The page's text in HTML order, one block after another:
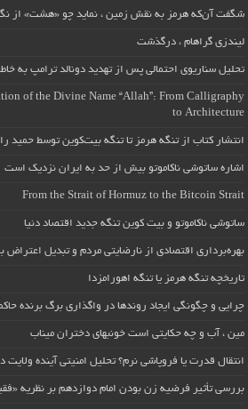
شگفت آن‌که هرمز به نقش زمین ، نماید چو «هشت» از
لیندزی گراهام ، درگذشت
تحلیل سناریوی احتمالی پس از تهدید دونالد ترامپ به
of the Divine Name “Allah”: From Calligraphy
to Architecture
انتشار کتاب از تنگه هرمز تا تنگه بیت‌کوین توسط حمید
اشاره ساتوشی ناکاموتو بیش از حد به ایران نزدیک است
From the Strait of Hormuz to the Bitcoin Strait
ساتوشی ناکاموتو و بیت کوین تنگه جدید اقتصاد دنیا
بهره‌برداری اقتصادی از نارضایتی مردم و تبدیل اعتراض
تاریخچه تنگه هرمز یا تنگه اهورامزدا
چرایی و چگونگی ایجاد روندها در واگذاری برگ برنده
مین ، آب و چه حکایتی است خونبهای دختران میناب
انتقال قدرت یا فروپاشی نرم؟ تحلیل امنیتی آینده ولایت
بررسی تأثیر فرضیه زن بودن امام دوازدهم بر نظریه